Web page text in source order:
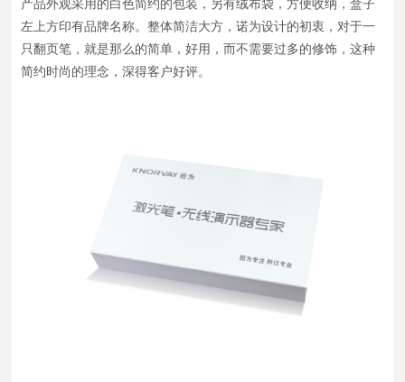
左上方印有品牌名称。整体简洁大方，诺为设计的初衷，对于一
只翻页笔，就是那么的简单，好用，而不需要过多的修饰，这种
简约时尚的理念，深得客户好评。